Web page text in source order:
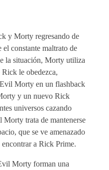
y Morty regresando de
constante maltrato de
la situación, Morty utiliza
le obedezca,
Morty en un flashback
y un nuevo Rick
universos cazando
trata de mantenerse
que se ve amenazado
a Rick Prime.
Morty forman una